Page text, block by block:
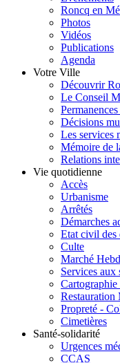
Roncq en
Photos
Vidéos
Publications
Agenda
Votre Ville
Découvrir
Le Conseil
Décisions
Les services
Mémoire de
Relations
Vie quotidienne
Accès
Urbanisme
Arrêtés
Démarches
Etat civil des
Culte
Marché
Services aux
Restauration
Propreté -
Cimetières
Santé-solidarité
Urgences
CCAS